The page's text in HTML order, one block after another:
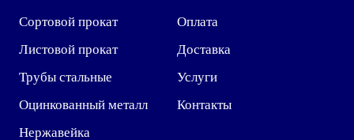
Сортовой прокат
Листовой прокат
Трубы стальные
Оцинкованный металл
Нержавейка
Оплата
Доставка
Услуги
Контакты